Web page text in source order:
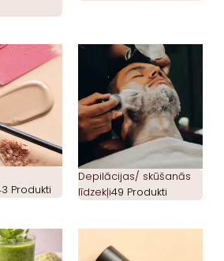
Produkti
Depilācijas/ skūšanās
līdzekļi49 Produkti